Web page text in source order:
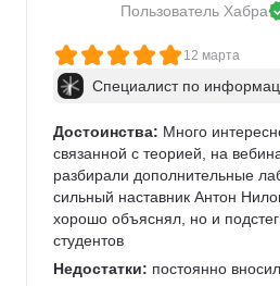
Пользователь Хабра
12 марта
Специалист по
Достоинства: Много
связанной с теорией, на
разбирали дополнительные
сильный наставник Антон
хорошо объяснял, но и
студентов
Недостатки: постоянно